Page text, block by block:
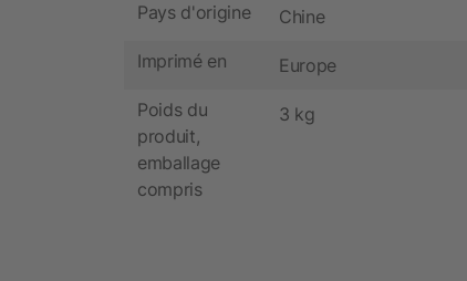
Pays d'origine Chine
Imprimé en Europe
Poids du
produit,
emballage
compris
3 kg